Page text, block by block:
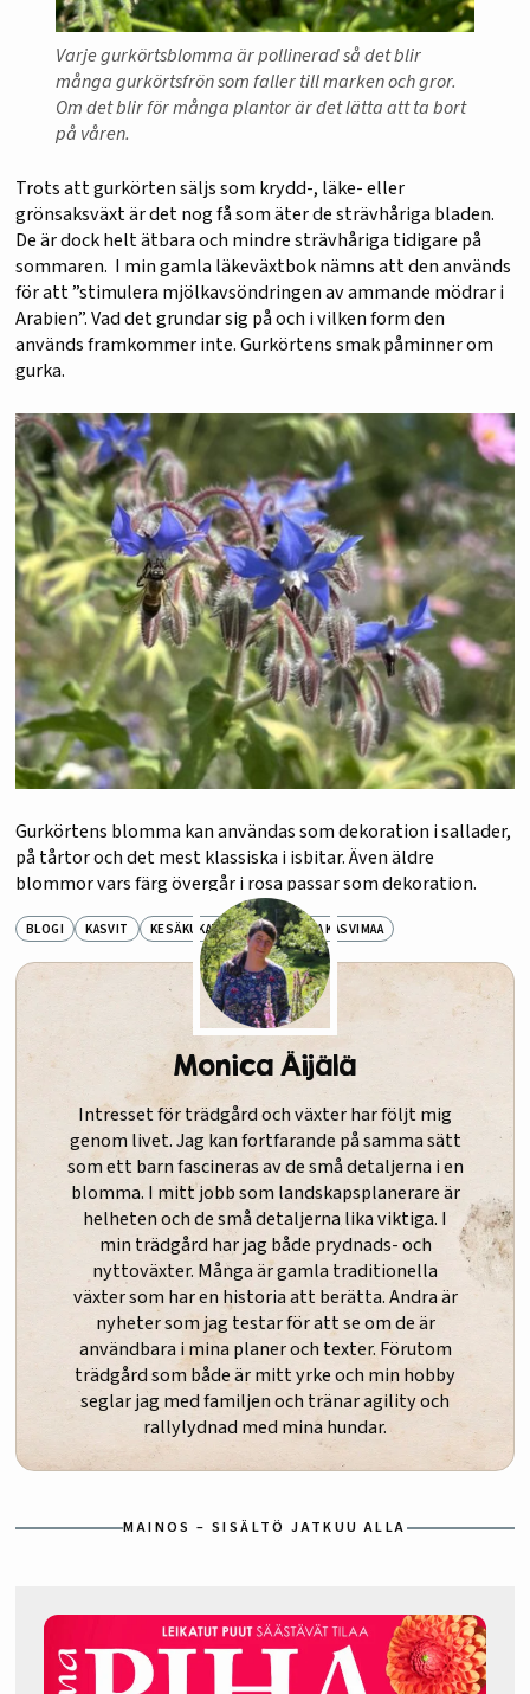
Varje gurkörtsblomma är pollinerad så det blir
många gurkörtsfrön som faller till marken och gror.
Om det blir för många plantor är det lätta att ta bort
på våren.
Trots att gurkörten säljs som krydd-, läke- eller
grönsaksväxt är det nog få som äter de strävhåriga bladen.
De är dock helt ätbara och mindre strävhåriga tidigare på
sommaren. I min gamla läkeväxtbok nämns att den används
för att ”stimulera mjölkavsöndringen av ammande mödrar i
Arabien”. Vad det grundar sig på och i vilken form den
används framkommer inte. Gurkörtens smak påminner om
gurka.
Gurkörtens blomma kan användas som dekoration i sallader,
på tårtor och det mest klassiska i isbitar. Även äldre
blommor vars färg övergår i rosa passar som dekoration.
BLOGI KASVIT KESÄKUKAT LAVATARHA JA KASVIMAA
Monica Äijälä
Intresset för trädgård och växter har följt mig
genom livet. Jag kan fortfarande på samma sätt
som ett barn fascineras av de små detaljerna i en
blomma. I mitt jobb som landskapsplanerare är
helheten och de små detaljerna lika viktiga. I
min trädgård har jag både prydnads- och
nyttoväxter. Många är gamla traditionella
växter som har en historia att berätta. Andra är
nyheter som jag testar för att se om de är
användbara i mina planer och texter. Förutom
trädgård som både är mitt yrke och min hobby
seglar jag med familjen och tränar agility och
rallylydnad med mina hundar.
MAINOS – SISÄLTÖ JATKUU ALLA